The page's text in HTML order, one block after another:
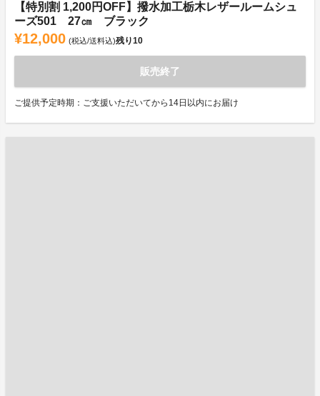
【特別割 1,200円OFF】撥水加工栃木レザールームシュ
ーズ501 27㎝ ブラック
¥12,000 (税込/送料込)残り10
販売終了
ご提供予定時期：ご支援いただいてから14日以内にお届け